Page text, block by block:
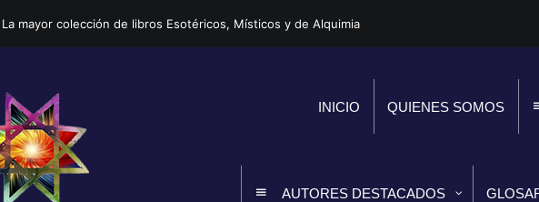
La mayor colección de libros Esotéricos, Místicos y de Alquimia
INICIO QUIENES SOMOS
AUTORES DESTACADOS